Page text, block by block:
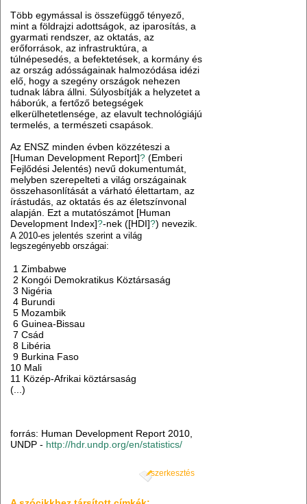
Több egymással is összefüggő tényező,
mint a földrajzi adottságok, az iparosítás, a
gyarmati rendszer, az oktatás, az
erőforrások, az infrastruktúra, a
túlnépesedés, a befektetések, a kormány és
az ország adósságainak halmozódása idézi
elő, hogy a szegény országok nehezen
tudnak lábra állni. Súlyosbítják a helyzetet a
háborúk, a fertőző betegségek
elkerülhetetlensége, az elavult technológiájú
termelés, a természeti csapások.
Az ENSZ minden évben közzéteszi a
[Human Development Report]? (Emberi
Fejlődési Jelentés) nevű dokumentumát,
melyben szerepelteti a világ országainak
összehasonlítását a várható élettartam, az
írástudás, az oktatás és az életszínvonal
alapján. Ezt a mutatószámot [Human
Development Index]?-nek ([HDI]?) nevezik.
A 2010-es jelentés szerint a világ
legszegényebb országai:
1 Zimbabwe
2 Kongói Demokratikus Köztársaság
3 Nigéria
4 Burundi
5 Mozambik
6 Guinea-Bissau
7 Csád
8 Libéria
9 Burkina Faso
10 Mali
11 Közép-Afrikai köztársaság
(...)
forrás: Human Development Report 2010,
UNDP - http://hdr.undp.org/en/statistics/
szerkesztés